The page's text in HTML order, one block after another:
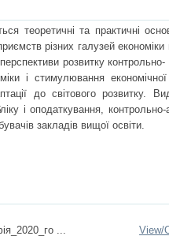
теоретичні та практичні
різних галузей
розвитку
і стимулювання
до світового розвитку.
і оподаткування, контрольно-
закладів вищої освіти.
...
View/